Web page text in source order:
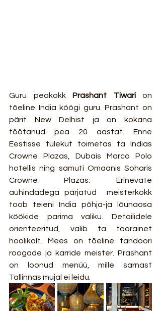
Guru peakokk Prashant Tiwari on
tõeline India köögi guru. Prashant on
pärit New Delhist ja on kokana
töötanud pea 20 aastat. Enne
Eestisse tulekut toimetas ta Indias
Crowne Plazas, Dubais Marco Polo
hotellis ning samuti Omaanis Soharis
Crowne Plazas. Erinevate
auhindadega pärjatud  meisterkokk
toob teieni India põhja-ja lõunaosa
köökide parima valiku. Detailidele
orienteeritud, valib ta toorainet
hoolikalt. Mees on tõeline tandoori
roogade ja karride meister. Prashant
on loonud menüü, mille sarnast
Tallinnas mujal ei leidu.